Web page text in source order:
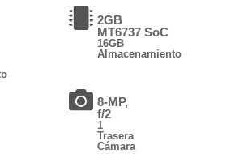
2GB
MT6737 SoC
16GB
Almacenamiento
8-MP,
f/2
1
Trasera
Cámara